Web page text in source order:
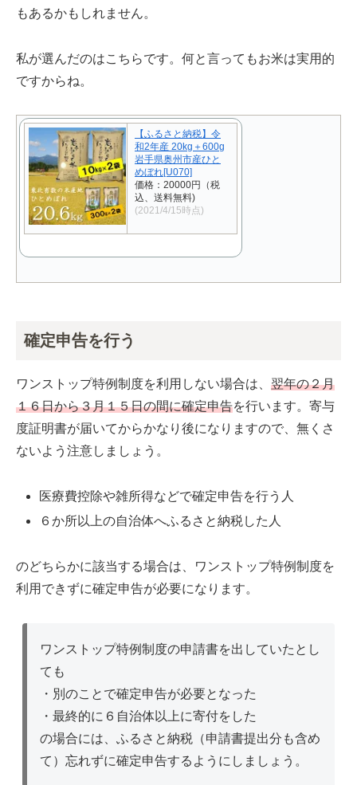
もあるかもしれません。
私が選んだのはこちらです。何と言ってもお米は実用的
ですからね。
【ふるさと納税】令
和2年産 20kg＋600g
岩手県奥州市産ひと
めぼれ[U070]
価格：20000円（税
込、送料無料)
(2021/4/15時点)
確定申告を行う
ワンストップ特例制度を利用しない場合は、 翌年の２月
１６日から３月１５日の間に確定申告を行います。寄与
度証明書が届いてからかなり後になりますので、無くさ
ないよう注意しましょう。
医療費控除や雑所得などで確定申告を行う人
６か所以上の自治体へふるさと納税した人
のどちらかに該当する場合は、ワンストップ特例制度を
利用できずに確定申告が必要になります。
ワンストップ特例制度の申請書を出していたとし
ても
・別のことで確定申告が必要となった
・最終的に６自治体以上に寄付をした
の場合には、ふるさと納税（申請書提出分も含め
て）忘れずに確定申告するようにしましょう。